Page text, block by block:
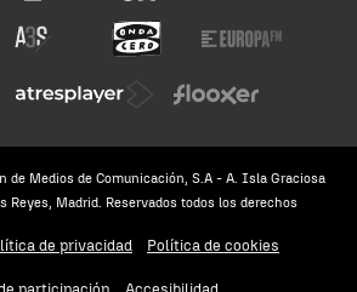
de Medios de Comunicación, S.A - A. Isla Graciosa
Reyes, Madrid. Reservados todos los derechos
de privacidad Política de cookies